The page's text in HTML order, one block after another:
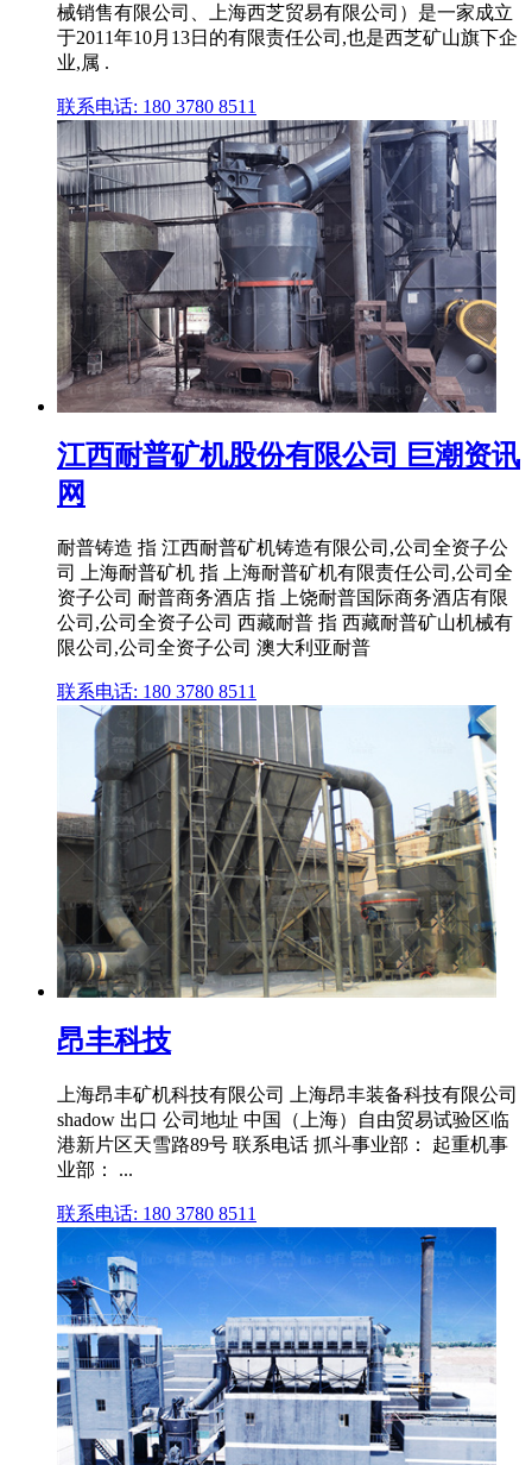
械销售有限公司、上海西芝贸易有限公司）是⼀家成⽴
于2011年10月13日的有限责任公司,也是西芝矿山旗下企
业,属 .
联系电话: 180 3780 8511
江西耐普矿机股份有限公司 巨潮资讯
网
耐普铸造 指 江西耐普矿机铸造有限公司,公司全资子公
司 上海耐普矿机 指 上海耐普矿机有限责任公司,公司全
资子公司 耐普商务酒店 指 上饶耐普国际商务酒店有限
公司,公司全资子公司 西藏耐普 指 西藏耐普矿山机械有
限公司,公司全资子公司 澳大利亚耐普
联系电话: 180 3780 8511
昂丰科技
上海昂丰矿机科技有限公司 上海昂丰装备科技有限公司
shadow 出口 公司地址 中国（上海）自由贸易试验区临
港新片区天雪路89号 联系电话 抓斗事业部： 起重机事
业部： ...
联系电话: 180 3780 8511